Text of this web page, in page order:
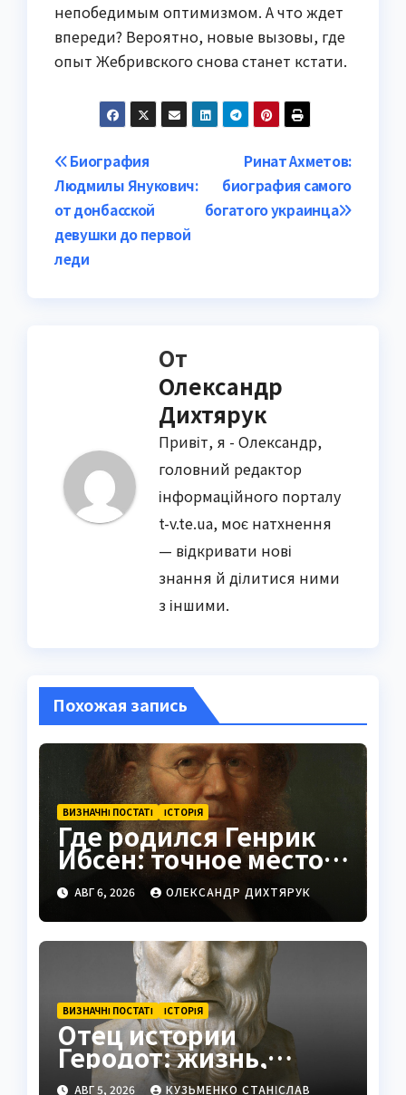
непобедимым оптимизмом. А что ждет
впереди? Вероятно, новые вызовы, где
опыт Жебривского снова станет кстати.
Навигация
по
записям
Ринат Ахметов:
биография самого
богатого украинца
Биография
Людмилы Янукович:
от донбасской
девушки до первой
леди
От
Олександр
Дихтярук
Привіт, я - Олександр,
головний редактор
інформаційного порталу
t-v.te.ua, моє натхнення
— відкривати нові
знання й ділитися ними
з іншими.
Похожая запись
ВИЗНАЧНІ ПОСТАТІ ІСТОРІЯ
Где родился Генрик
Ибсен: точное место и
история
АВГ 6, 2026 ОЛЕКСАНДР ДИХТЯРУК
ВИЗНАЧНІ ПОСТАТІ ІСТОРІЯ
Отец истории
Геродот: жизнь,
труды и наследие
АВГ 5, 2026 КУЗЬМЕНКО СТАНІСЛАВ